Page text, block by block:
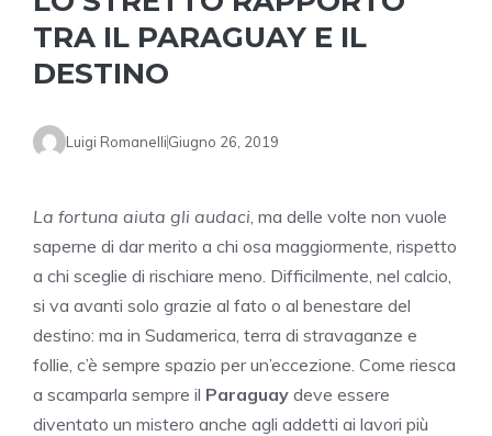
TRA IL PARAGUAY E IL
DESTINO
Luigi RomanelliGiugno 26, 2019
La fortuna aiuta gli audaci, ma delle volte non vuole
saperne di dar merito a chi osa maggiormente, rispetto
a chi sceglie di rischiare meno. Difficilmente, nel calcio,
si va avanti solo grazie al fato o al benestare del
destino: ma in Sudamerica, terra di stravaganze e
follie, c’è sempre spazio per un’eccezione. Come riesca
a scamparla sempre il Paraguay deve essere
diventato un mistero anche agli addetti ai lavori più